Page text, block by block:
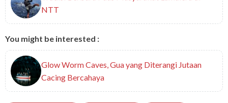
NTT
You might be interested :
Glow Worm Caves, Gua yang Diterangi Jutaan
Cacing Bercahaya